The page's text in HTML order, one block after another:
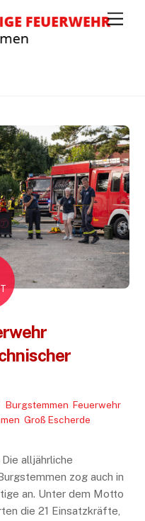
Burgstemmen ,Feuerwehr
,Groß Escherde
Die alljährliche
zog auch in
an. Unter dem Motto
die 21 Einsatzkräfte,